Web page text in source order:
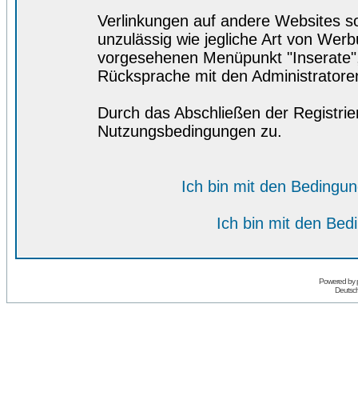
Verlinkungen auf andere Websites
unzulässig wie jegliche Art von
vorgesehenen Menüpunkt
Rücksprache mit den
Durch das Abschließen der
Nutzungsbedingungen zu.
Ich bin mit den
Ich bin mit den
Powered by